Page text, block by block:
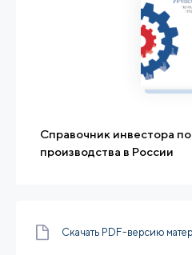
Справочник инвестора
производства в России
Скачать PDF-версию